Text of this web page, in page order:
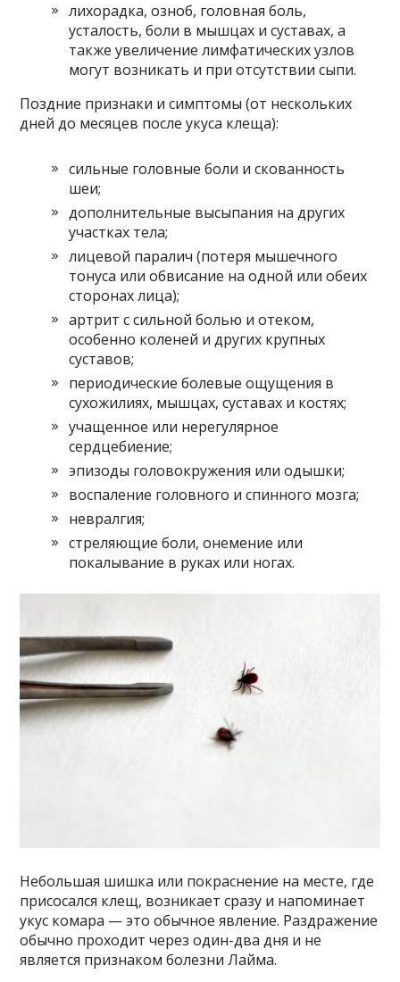
лихорадка, озноб, головная боль,
усталость, боли в мышцах и суставах, а
также увеличение лимфатических узлов
могут возникать и при отсутствии сыпи.
Поздние признаки и симптомы (от нескольких
дней до месяцев после укуса клеща):
сильные головные боли и скованность
шеи;
дополнительные высыпания на других
участках тела;
лицевой паралич (потеря мышечного
тонуса или обвисание на одной или обеих
сторонах лица);
артрит с сильной болью и отеком,
особенно коленей и других крупных
суставов;
периодические болевые ощущения в
сухожилиях, мышцах, суставах и костях;
учащенное или нерегулярное
сердцебиение;
эпизоды головокружения или одышки;
воспаление головного и спинного мозга;
невралгия;
стреляющие боли, онемение или
покалывание в руках или ногах.
Небольшая шишка или покраснение на месте, где
присосался клещ, возникает сразу и напоминает
укус комара — это обычное явление. Раздражение
обычно проходит через один-два дня и не
является признаком болезни Лайма.